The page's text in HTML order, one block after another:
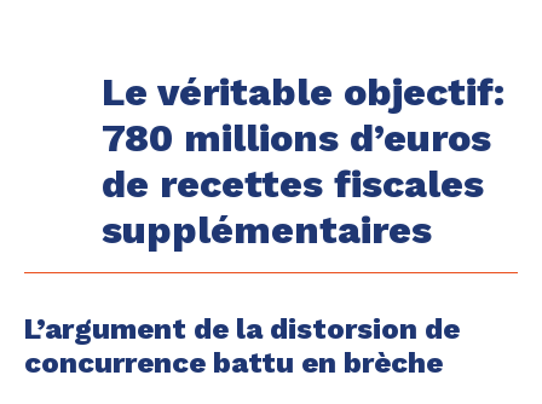
Le véritable objectif:
780 millions d’euros
de recettes fiscales
supplémentaires
L’argument de la distorsion de
concurrence battu en brèche